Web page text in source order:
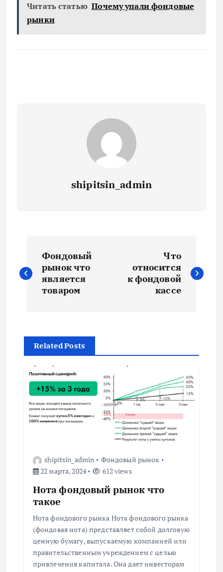
Читать статью Почему упали фондовые
рынки
shipitsin_admin
а
г
ц
и
Фондовый
рынок что
является
товаром
Что
относится
к фондовой
кассе
Related Posts
shipitsin_admin
Фондовый рынок
22 марта, 2024
612 views
Нота фондовый рынок что
такое
Нота фондового рынка Нота фондового рынка
(фондовая нота) представляет собой долговую
ценную бумагу, выпускаемую компанией или
правительственным учреждением с целью
привлечения капитала. Она дает инвесторам